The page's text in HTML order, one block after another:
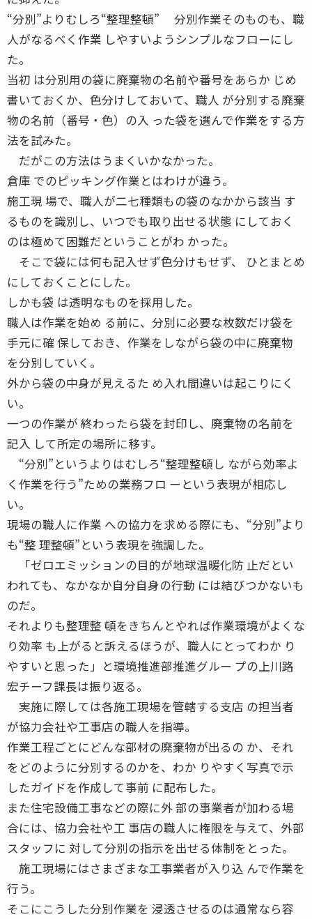
“分別”よりむしろ“整理整頓” 分別作業そのものも、職
人がなるべく作業 しやすいようシンプルなフローにし
た。
当初 は分別用の袋に廃棄物の名前や番号をあらか じめ
書いておくか、色分けしておいて、職人 が分別する廃棄
物の名前（番号・色）の入 った袋を選んで作業をする方
法を試みた。
だがこの方法はうまくいかなかった。
倉庫 でのピッキング作業とはわけが違う。
施工現 場で、職人が二七種類もの袋のなかから該当 す
るものを識別し、いつでも取り出せる状態 にしておく
のは極めて困難だということがわ かった。
そこで袋には何も記入せず色分けもせず、 ひとまとめ
にしておくことにした。
しかも袋 は透明なものを採用した。
職人は作業を始め る前に、分別に必要な枚数だけ袋を
手元に確 保しておき、作業をしながら袋の中に廃棄物
を分別していく。
外から袋の中身が見えるた め入れ間違いは起こりにく
い。
一つの作業が 終わったら袋を封印し、廃棄物の名前を
記入 して所定の場所に移す。
“分別”というよりはむしろ“整理整頓し ながら効率よ
く作業を行う”ための業務フロ ーという表現が相応し
い。
現場の職人に作業 への協力を求める際にも、“分別”より
も“整 理整頓”という表現を強調した。
「ゼロエミッションの目的が地球温暖化防 止だとい
われても、なかなか自分自身の行動 には結びつかないも
のだ。
それよりも整理整 頓をきちんとやれば作業環境がよくな
り効率 も上がると訴えるほうが、職人にとってわか り
やすいと思った」と環境推進部推進グルー プの上川路
宏チーフ課長は振り返る。
実施に際しては各施工現場を管轄する支店 の担当者
が協力会社や工事店の職人を指導。
作業工程ごとにどんな部材の廃棄物が出るの か、それ
をどのように分別するのかを、わか りやすく写真で示
したガイドを作成して事前 に配布した。
また住宅設備工事などの際に外 部の事業者が加わる場
合には、協力会社や工 事店の職人に権限を与えて、外部
スタッフに 対して分別の指示を出せる体制をとった。
施工現場にはさまざまな工事業者が入り込 んで作業を
行う。
そこにこうした分別作業を 浸透させるのは通常なら容